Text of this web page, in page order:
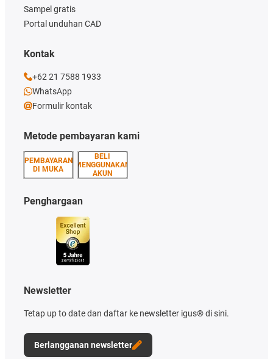
Metode pembayaran kami
PEMBAYARAN
DI MUKA
BELI
MENGGUNAKAN
AKUN
Sampel gratis
Portal unduhan CAD
Penghargaan
Newsletter
Tetap up to date dan daftar ke newsletter igus® di sini.
Berlangganan newsletter
Kontak
+62 21 7588 1933
WhatsApp
Formulir kontak